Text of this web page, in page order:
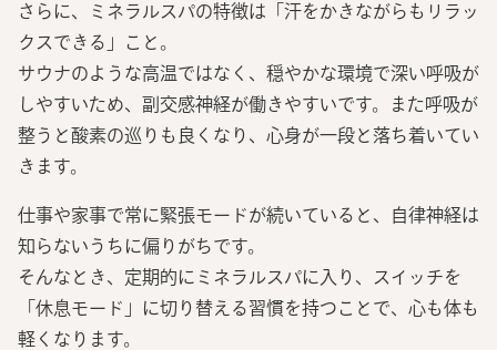
さらに、ミネラルスパの特徴は「汗をかきながらもリラッ
クスできる」こと。
サウナのような高温ではなく、穏やかな環境で深い呼吸が
しやすいため、副交感神経が働きやすいです。また呼吸が
整うと酸素の巡りも良くなり、心身が一段と落ち着いてい
きます。
仕事や家事で常に緊張モードが続いていると、自律神経は
知らないうちに偏りがちです。
そんなとき、定期的にミネラルスパに入り、スイッチを
「休息モード」に切り替える習慣を持つことで、心も体も
軽くなります。